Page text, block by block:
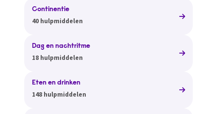
Continentie
40 hulpmiddelen
Dag en nachtritme
18 hulpmiddelen
Eten en drinken
148 hulpmiddelen